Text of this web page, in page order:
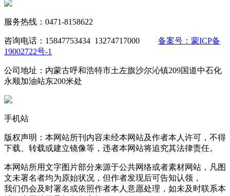
服务热线：0471-8158622
咨询电话：15847753434 13274717000 备案号：蒙ICP备
19002722号-1
公司地址：内蒙古呼和浩特市土左旗沙尔沁镇209国道中石化
永顺加油站东200米处
手机站
版权声明：本网站所刊内容未经本网站及作者本人许可，不得
下载、转载或建立镜像等，违者本网站将追究其法律责任。
本网站所用文字图片部分来源于公共网络或者素材网站，凡图
文未署名者均为原始状况，但作者发现后可告知认领，
我们仍会及时署名或依照作者本人意愿处理，如未及时联系本